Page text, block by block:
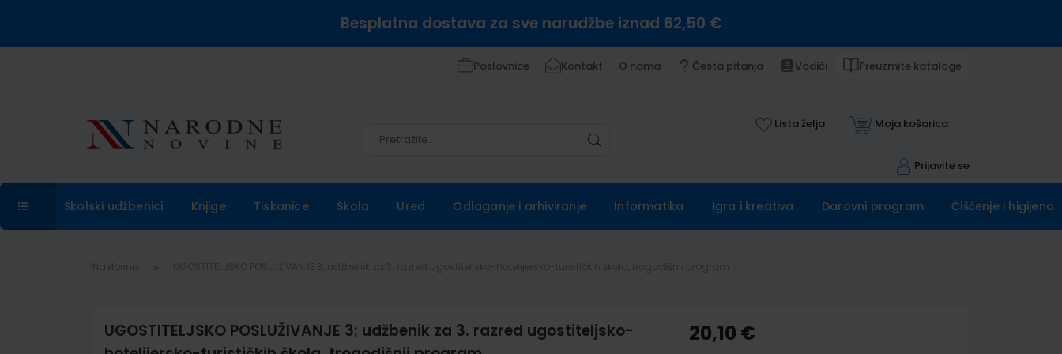
Besplatna dostava za sve narudžbe iznad 62,50 €
Poslovnice Kontakt O nama Česta pitanja Vodiči Preuzmite kataloge
Lista želja Moja košarica
Prijavite se
Školski udžbenici Knjige Tiskanice Škola Ured Odlaganje i arhiviranje Informatika Igra i kreativa Darovni program Čišćenje i higijena
Naslovna
UGOSTITELJSKO POSLUŽIVANJE 3; udžbenik za 3. razred ugostiteljsko-
20,10 €